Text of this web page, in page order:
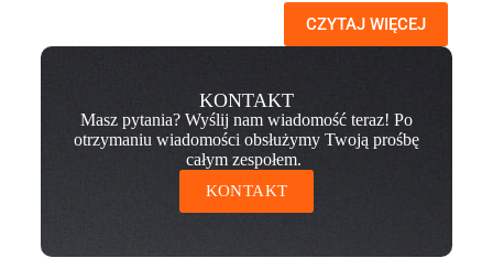
CZYTAJ WIĘCEJ
KONTAKT
Masz pytania? Wyślij nam wiadomość teraz! Po
otrzymaniu wiadomości obsłużymy Twoją prośbę
całym zespołem.
KONTAKT